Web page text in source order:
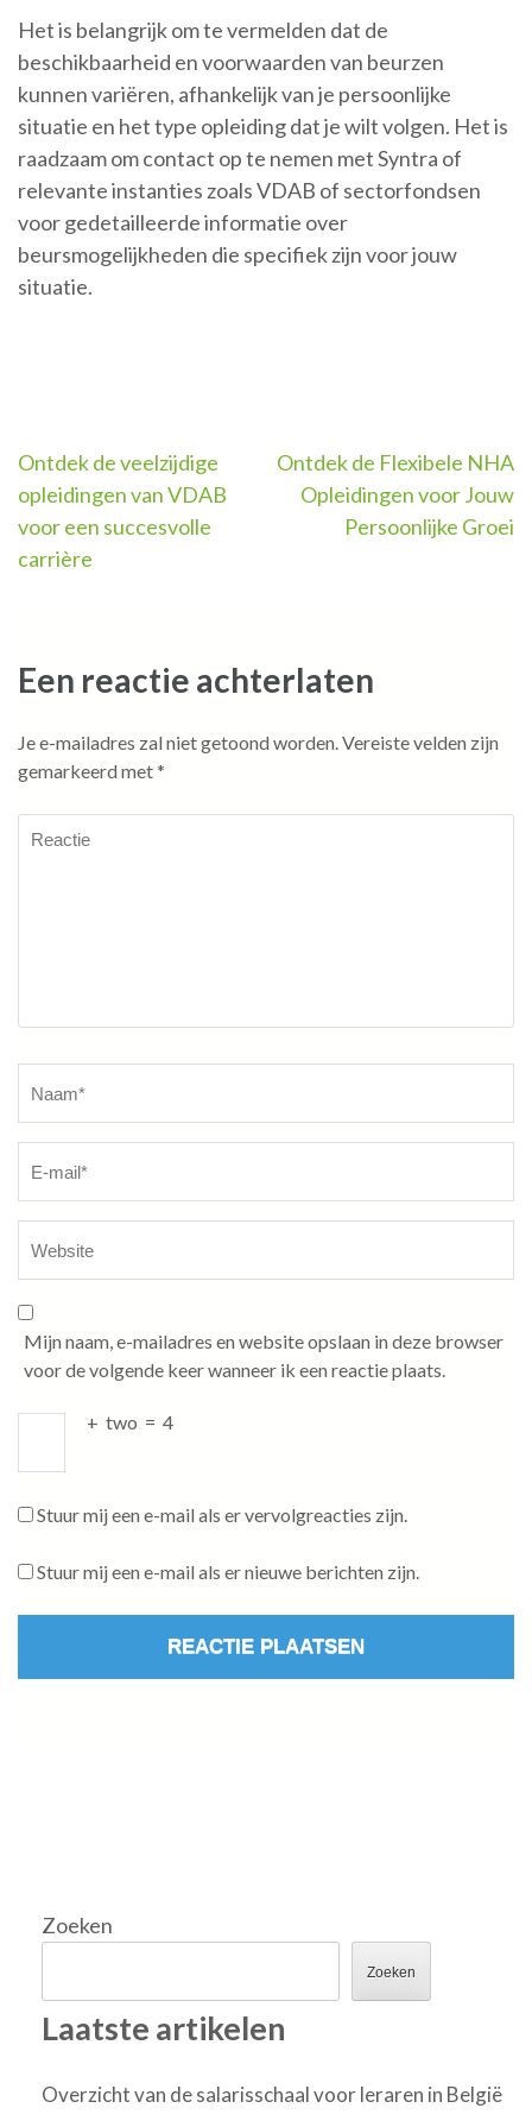
Het is belangrijk om te vermelden dat de
beschikbaarheid en voorwaarden van beurzen
kunnen variëren, afhankelijk van je persoonlijke
situatie en het type opleiding dat je wilt volgen. Het is
raadzaam om contact op te nemen met Syntra of
relevante instanties zoals VDAB of sectorfondsen
voor gedetailleerde informatie over
beursmogelijkheden die specifiek zijn voor jouw
situatie.
Berichtnavigatie
Ontdek de veelzijdige
opleidingen van VDAB
voor een succesvolle
carrière
Ontdek de Flexibele NHA
Opleidingen voor Jouw
Persoonlijke Groei
Een reactie achterlaten
Je e-mailadres zal niet getoond worden.Vereiste velden zijn
gemarkeerd met*
Mijn naam, e-mailadres en website opslaan in deze browser
voor de volgende keer wanneer ik een reactie plaats.
+ two = 4
Stuur mij een e-mail als er vervolgreacties zijn.
Stuur mij een e-mail als er nieuwe berichten zijn.
Zoeken
Zoeken
Laatste artikelen
Overzicht van de salarisschaal voor leraren in België